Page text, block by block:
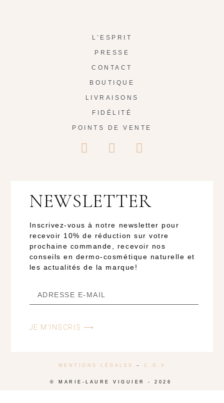
L’ESPRIT
PRESSE
CONTACT
BOUTIQUE
LIVRAISONS
FIDÉLITÉ
POINTS DE VENTE
NEWSLETTER
Inscrivez-vous à notre newsletter pour
recevoir 10% de réduction sur votre
prochaine commande, recevoir nos
conseils en dermo-cosmétique naturelle et
les actualités de la marque!
JE M'INSCRIS ⟶
MENTIONS LÉGALES – C.G.V
© MARIE-LAURE VIGUIER - 2026